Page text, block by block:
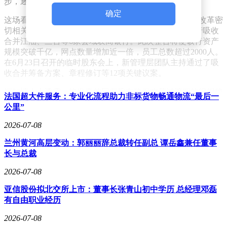
这场看似突兀的人事调整，实则与该行正在推进的重大改革密
切相关。2026年4月，四川金融监管局批准绵阳农商银行吸收
合并江油、三台等6家县域农商银行。此次整合将使该行资产
规模突破千亿，网点数量增加近一倍，员工总数超过2000人。
在6月23日召开的临时股东会上，新管理层团队主持通过了吸
收合并筹备方案、章程修订等12项关键议案。
据知情人士透露，梅发贵的回归旨在确保改革过渡期的组织稳
定，其熟悉县域农商银行运营的优势有助于协调整合工作。刘
敏的行长任职则侧重市级机构的统筹管理，而潘德风继续留任
副行长，可发挥其在风险管控和基层运营方面的专长。这
注入活力。
具有示范意义。此次改革涉及全省6个地级市、27家县级农商
银行，绵阳是最后完成整合的地区。截至2025年末，该行资产
总额达848.88亿元，全年实现营业收入17.79亿元，但净利润同
比下降9.49%至3.98亿元。面对即将到来的规模扩张，如何平
衡风险控制与业务发展，成为新管理层亟待破解的课题。
确定
法国超大件服务：专业化流程助力非标货物畅通物流“最后一
公里”
2026-07-08
兰州黄河高层变动：郭丽丽辞总裁转任副总 谭岳鑫兼任董事
长与总裁
2026-07-08
亚信股份拟北交所上市：董事长张青山初中学历 总经理邓磊
有自由职业经历
2026-07-08